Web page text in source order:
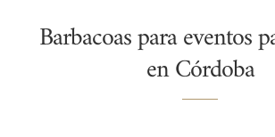
Barbacoas para eventos
en Córdoba